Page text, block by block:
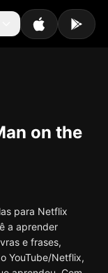
on the
para Netflix
a aprender
e frases,
YouTube/Netflix,